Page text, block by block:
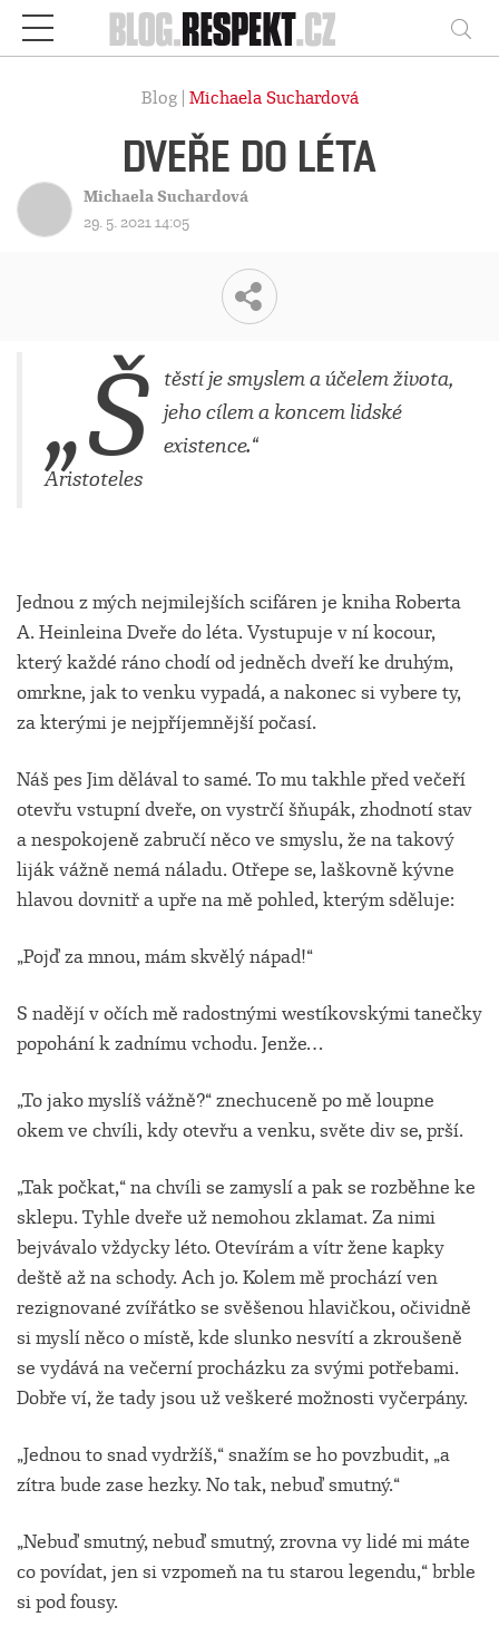
Respekt
Blog | Michaela Suchardová
DVEŘE DO LÉTA
Michaela Suchardová
29. 5. 2021 14:05
„Š
těstí je smyslem a účelem života,
jeho cílem a koncem lidské
existence.“
Aristoteles
Jednou z mých nejmilejších scifáren je kniha Roberta
A. Heinleina Dveře do léta. Vystupuje v ní kocour,
který každé ráno chodí od jedněch dveří ke druhým,
omrkne, jak to venku vypadá, a nakonec si vybere ty,
za kterými je nejpříjemnější počasí.
Náš pes Jim dělával to samé. To mu takhle před večeří
otevřu vstupní dveře, on vystrčí šňupák, zhodnotí stav
a nespokojeně zabručí něco ve smyslu, že na takový
liják vážně nemá náladu. Otřepe se, laškovně kývne
hlavou dovnitř a upře na mě pohled, kterým sděluje:
„Pojď za mnou, mám skvělý nápad!“
S nadějí v očích mě radostnými westíkovskými tanečky
popohání k zadnímu vchodu. Jenže…
„To jako myslíš vážně?“ znechuceně po mě loupne
okem ve chvíli, kdy otevřu a venku, světe div se, prší.
„Tak počkat,“ na chvíli se zamyslí a pak se rozběhne ke
sklepu. Tyhle dveře už nemohou zklamat. Za nimi
bejvávalo vždycky léto. Otevírám a vítr žene kapky
deště až na schody. Ach jo. Kolem mě prochází ven
rezignované zvířátko se svěšenou hlavičkou, očividně
si myslí něco o místě, kde slunko nesvítí a zkroušeně
se vydává na večerní procházku za svými potřebami.
Dobře ví, že tady jsou už veškeré možnosti vyčerpány.
„Jednou to snad vydržíš,“ snažím se ho povzbudit, „a
zítra bude zase hezky. No tak, nebuď smutný.“
„Nebuď smutný, nebuď smutný, zrovna vy lidé mi máte
co povídat, jen si vzpomeň na tu starou legendu,“ brble
si pod fousy.